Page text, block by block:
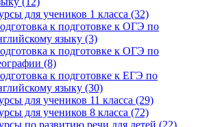
для учеников 1 класса (32)
к подготовке к ОГЭ по
языку (3)
к подготовке к ОГЭ по
(8)
к подготовке к ЕГЭ по
языку (30)
для учеников 11 класса (29)
для учеников 8 класса (72)